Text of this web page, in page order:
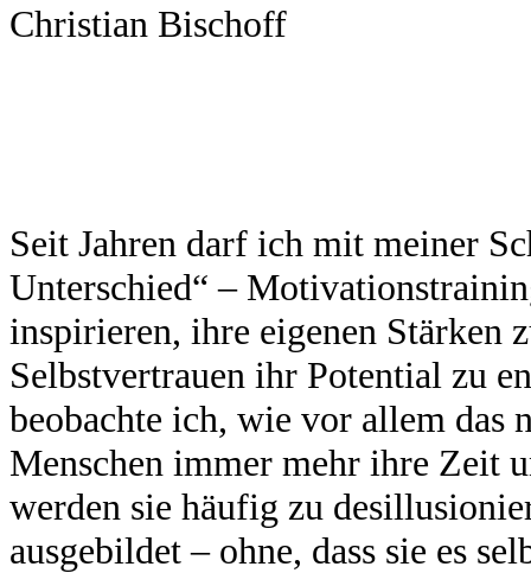
Christian Bischoff
Seit Jahren darf ich mit meiner
Unterschied“ –
inspirieren, ihre eigenen Stärken
Selbstvertrauen ihr Potential zu
beobachte ich, wie vor allem das
Menschen immer mehr ihre Zeit
werden sie häufig zu
ausgebildet – ohne, dass sie es